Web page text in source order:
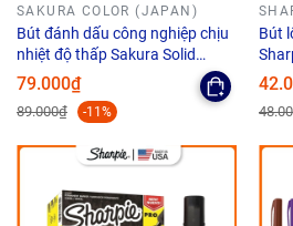
SAKURA COLOR (JAPAN)
Bút đánh dấu công nghiệp chịu
nhiệt độ thấp Sakura Solid
Marker Low Temperature
12.0mm
79.000₫
89.000₫ -11%
Bút